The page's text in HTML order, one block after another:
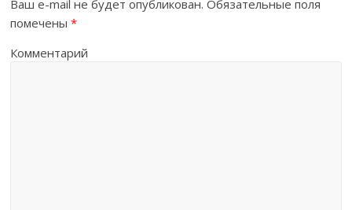
Ваш e-mail не будет опубликован. Обязательные поля
помечены*
Комментарий